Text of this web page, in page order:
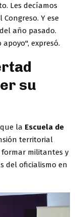
Les decíamos
Y ese
año pasado.
expresó.
su
la Escuela de
territorial
formar militantes y
del oficialismo en